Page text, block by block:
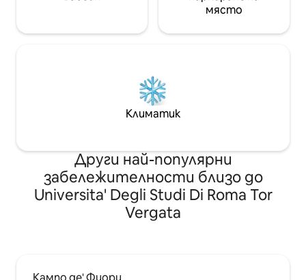
място
Климатик
Други най-популярни
забележителности близо до
Universita' Degli Studi Di Roma Tor
Vergata